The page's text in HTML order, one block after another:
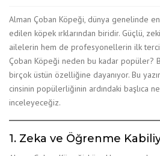
Alman Çoban Köpeği, dünya genelinde
edilen köpek ırklarından biridir. Güçlü,
ailelerin hem de profesyonellerin ilk
Çoban Köpeği neden bu kadar popüler?
birçok üstün özelliğine dayanıyor. Bu
cinsinin popülerliğinin ardındaki başlıca
inceleyeceğiz.
1. Zeka ve Öğrenme